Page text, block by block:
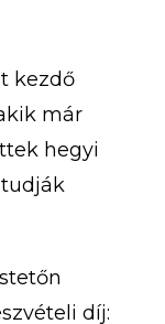
kezdő
már
hegyi
díj: